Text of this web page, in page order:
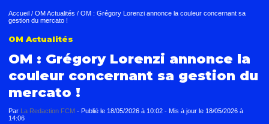
Accueil / OM Actualités / OM : Grégory Lorenzi annonce la couleur concernant sa
gestion du mercato !
OM Actualités
OM : Grégory Lorenzi annonce la
couleur concernant sa gestion du
mercato !
Par La Redaction FCM - Publié le 18/05/2026 à 10:02 - Mis à jour le 18/05/2026 à
14:06